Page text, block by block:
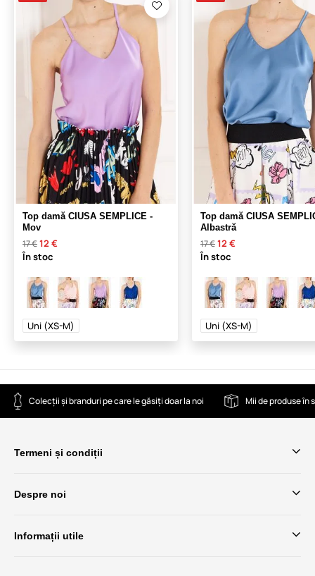
Top damă CIUSA SEMPLICE -
Mov
17 €12 €
În stoc
Uni (XS-M)
Top damă CIUSA
Albastră
17 €12 €
În stoc
Uni (XS-M)
Colecții și branduri pe care le găsiți doar la noi Mii de produse în
Termeni și condiții
Despre noi
Informații utile